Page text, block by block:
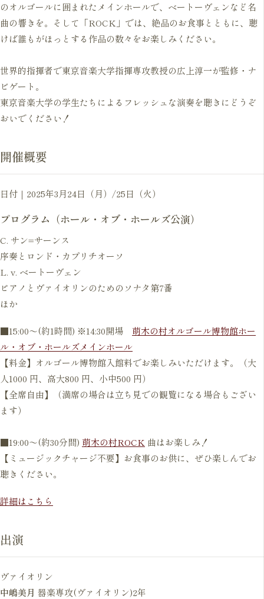
のオルゴールに囲まれたメインホールで、ベートーヴェンなど名
曲の響きを。そして「ROCK」では、絶品のお食事とともに、聴
けば誰もがほっとする作品の数々をお楽しみください。
世界的指揮者で東京音楽大学指揮専攻教授の広上淳一が監修・ナ
ビゲート。
東京音楽大学の学生たちによるフレッシュな演奏を聴きにどうぞ
おいでください！
開催概要
日付｜2025年3月24日（月）/25日（火）
プログラム（ホール・オブ・ホールズ公演）
C. サン=サーンス
序奏とロンド・カプリチオーソ
L. v. ベートーヴェン
ピアノとヴァイオリンのためのソナタ第7番
ほか
■15:00〜(約1時間) ※14:30開場 萌木の村オルゴール博物館ホー
ル・オブ・ホールズメインホール
【料金】オルゴール博物館入館料でお楽しみいただけます。（大
人1000 円、高大800 円、小中500 円）
【全席自由】（満席の場合は立ち見での観覧になる場合もござい
ます）
■19:00〜(約30分間) 萌木の村ROCK 曲はお楽しみ！
【ミュージックチャージ不要】お食事のお供に、ぜひ楽しんでお
聴きください。
詳細はこちら
出演
ヴァイオリン
中嶋美月 器楽専攻(ヴァイオリン)2年